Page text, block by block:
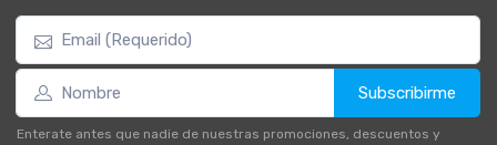
Subscribirme
Enterate antes que nadie de nuestras promociones, descuentos y